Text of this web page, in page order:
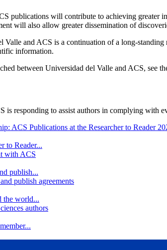
publications will contribute to achieving
will also allow greater dissemination of
Valle and ACS is a continuation of a long-
information.
between Universidad del Valle and ACS, see
is responding to assist authors in complying with
ACS Publications at the Researcher to Reader
to Reader...
with ACS
publish...
publish agreements
the world...
authors